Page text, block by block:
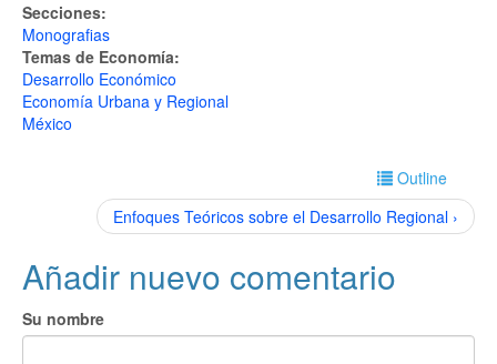
Secciones:
Monografias
Temas de Economía:
Desarrollo Económico
Economía Urbana y Regional
México
Outline
Enfoques Teóricos sobre el Desarrollo Regional ›
Añadir nuevo comentario
Su nombre